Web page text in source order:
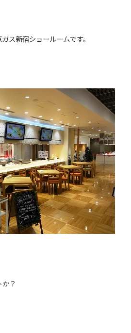
新宿ショールームです。
？